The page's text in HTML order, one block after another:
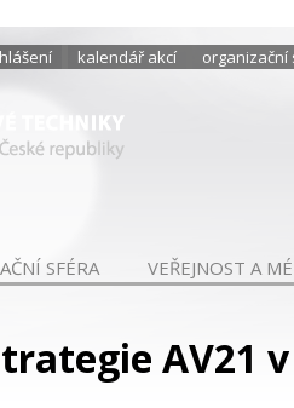
kalendář akcí organizační
SFÉRA VEŘEJNOST A
AV21